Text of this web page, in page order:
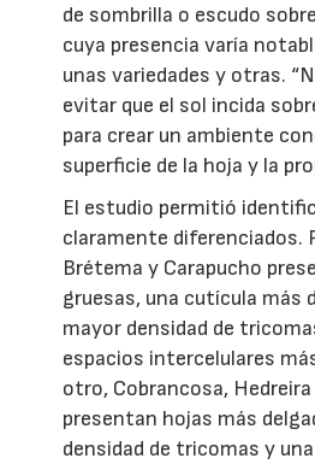
de sombrilla o escudo
cuya presencia varía
unas variedades y otras.
evitar que el sol incida
para crear un ambiente
superficie de la hoja y la
El estudio permitió
claramente diferenciados.
Brétema y Carapucho
gruesas, una cutícula más
mayor densidad de
espacios intercelulares
otro, Cobrancosa, Hedreira
presentan hojas más
densidad de tricomas y